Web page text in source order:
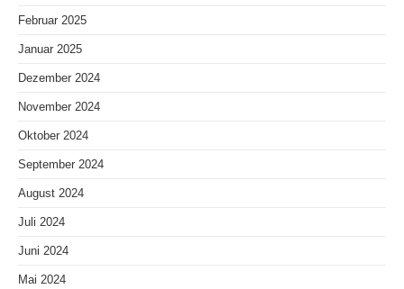
Februar 2025
Januar 2025
Dezember 2024
November 2024
Oktober 2024
September 2024
August 2024
Juli 2024
Juni 2024
Mai 2024